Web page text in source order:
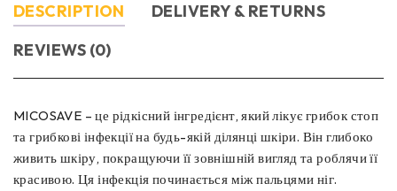
DESCRIPTION
DELIVERY & RETURNS
REVIEWS (0)
MICOSAVE – це рідкісний інгредієнт, який лікує грибок стоп
та грибкові інфекції на будь-якій ділянці шкіри. Він глибоко
живить шкіру, покращуючи її зовнішній вигляд та роблячи її
красивою. Ця інфекція починається між пальцями ніг.